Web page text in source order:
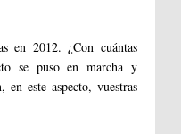
en 2012. ¿Con cuántas
se puso en marcha y
en este aspecto, vuestras